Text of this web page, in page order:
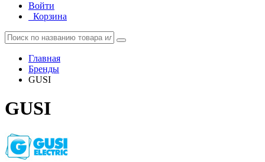
Войти
Корзина
Главная
Бренды
GUSI
GUSI